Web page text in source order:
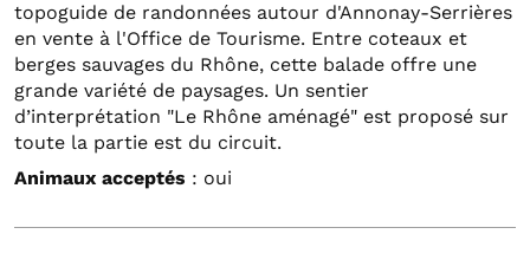
topoguide de randonnées autour d'Annonay-Serrières
en vente à l'Office de Tourisme. Entre coteaux et
berges sauvages du Rhône, cette balade offre une
grande variété de paysages. Un sentier
d’interprétation "Le Rhône aménagé" est proposé sur
toute la partie est du circuit.
Animaux acceptés : oui